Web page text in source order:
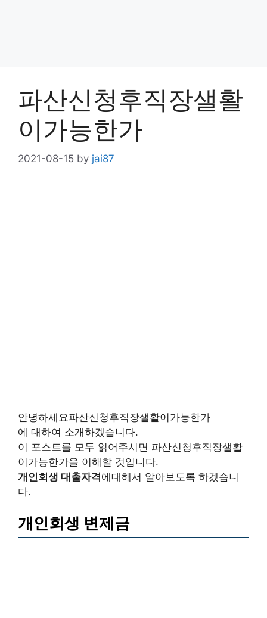
파산신청후직장샐활
이가능한가
2021-08-15 by jai87
안녕하세요파산신청후직장샐활이가능한가
에 대하여 소개하겠습니다.
이 포스트를 모두 읽어주시면 파산신청후직장샐활
이가능한가을 이해할 것입니다.
개인회생 대출자격에대해서 알아보도록 하겠습니
다.
개인회생 변제금